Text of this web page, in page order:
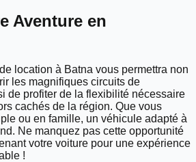
Aventure en
location à Batna vous permettra non
les magnifiques circuits de
de profiter de la flexibilité nécessaire
cachés de la région. Que vous
ou en famille, un véhicule adapté à
Ne manquez pas cette opportunité
votre voiture pour une expérience
!